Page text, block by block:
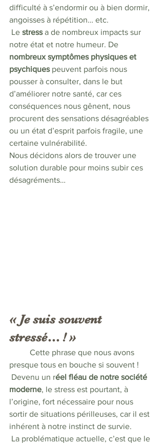
difficulté à s’endormir ou à bien dormir,
angoisses à répétition… etc.
Le stress a de nombreux impacts sur
notre état et notre humeur. De
nombreux symptômes physiques et
psychiques peuvent parfois nous
pousser à consulter, dans le but
d’améliorer notre santé, car ces
conséquences nous gênent, nous
procurent des sensations désagréables
ou un état d’esprit parfois fragile, une
certaine vulnérabilité.
Nous décidons alors de trouver une
solution durable pour moins subir ces
désagréments…
« Je suis souvent
stressé… ! »
presque tous en bouche si souvent !
Devenu un réel fléau de notre société
moderne, le stress est pourtant, à
l’origine, fort nécessaire pour nous
sortir de situations périlleuses, car il est
inhérent à notre instinct de survie.
La problématique actuelle, c’est que le